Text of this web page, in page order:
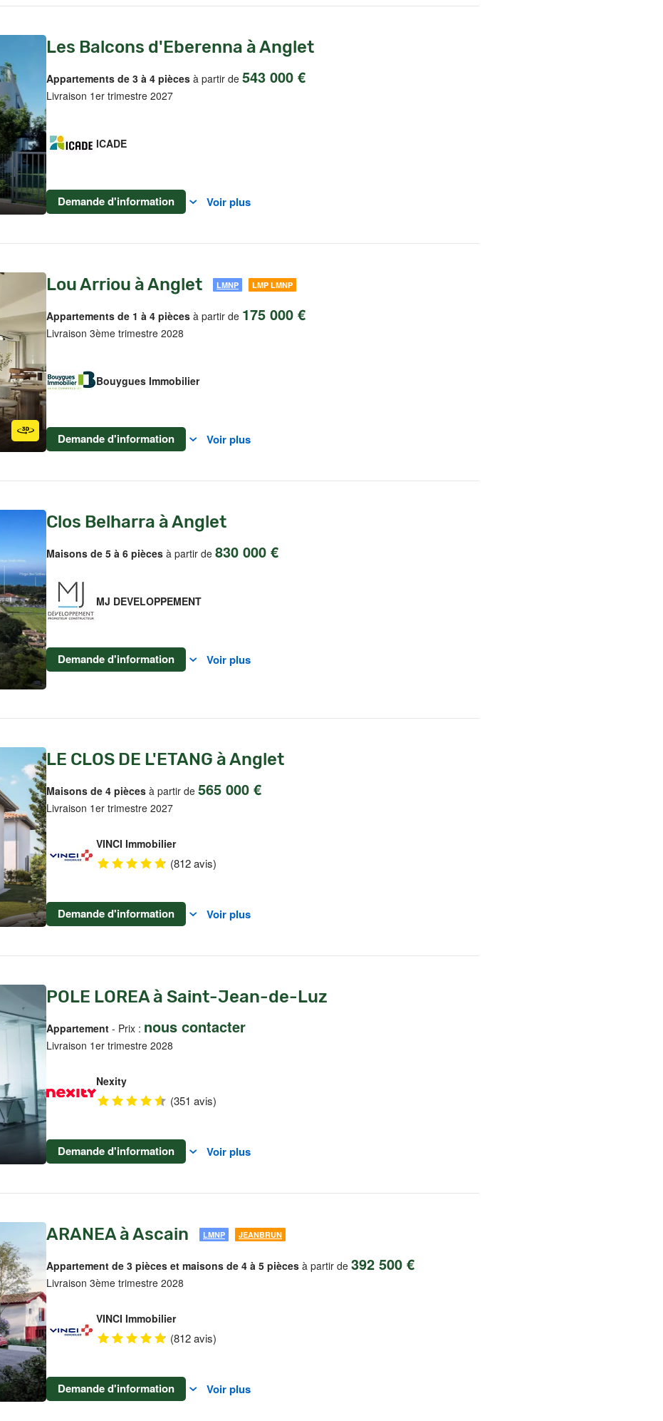
Les Balcons d'Eberenna à Anglet
Appartements de 3 à 4 pièces à partir de 543 000 €
Livraison 1er trimestre 2027
ICADE
Demande d'information Voir plus
Lou Arriou à Anglet LMNP LMP LMNP
Appartements de 1 à 4 pièces à partir de 175 000 €
Livraison 3ème trimestre 2028
Bouygues Immobilier
Demande d'information Voir plus
Clos Belharra à Anglet
Maisons de 5 à 6 pièces à partir de 830 000 €
MJ DEVELOPPEMENT
Demande d'information Voir plus
LE CLOS DE L'ETANG à Anglet
Maisons de 4 pièces à partir de 565 000 €
Livraison 1er trimestre 2027
VINCI Immobilier
(812 avis)
Demande d'information Voir plus
POLE LOREA à Saint-Jean-de-Luz
Appartement - Prix : nous contacter
Livraison 1er trimestre 2028
Nexity
(351 avis)
Demande d'information Voir plus
ARANEA à Ascain LMNP JEANBRUN
Appartement de 3 pièces et maisons de 4 à 5 pièces à partir de 392 500 €
Livraison 3ème trimestre 2028
VINCI Immobilier
(812 avis)
Demande d'information Voir plus